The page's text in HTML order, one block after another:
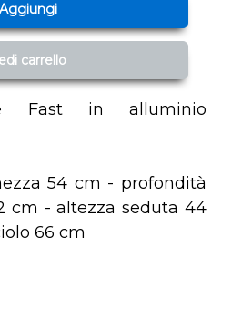
Aggiungi
carrello
Fast in alluminio
54 cm - profondità
cm - altezza seduta 44
66 cm